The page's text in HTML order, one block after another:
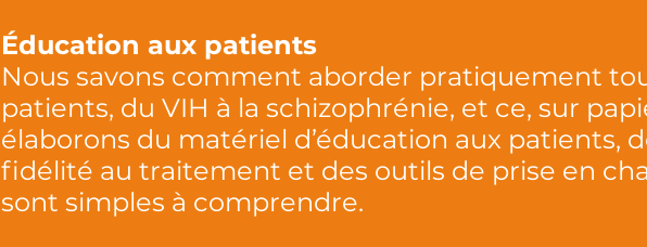
Éducation aux patients
Nous savons comment aborder pratiquement
patients, du VIH à la schizophrénie, et ce, sur
élaborons du matériel d’éducation aux patients,
fidélité au traitement et des outils de prise en
sont simples à comprendre.